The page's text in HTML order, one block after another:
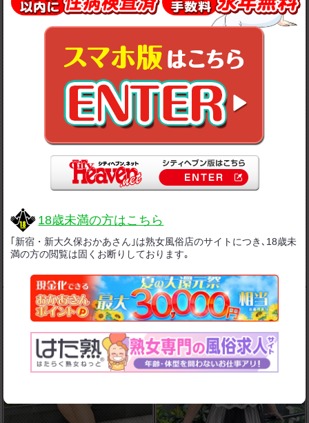
12:30～21:00受付
ご案内可能
せんり
T.162B.86(E)W.63H.91
14:00～20:00上がり
ことね
66歳 T.166B.83(C)W.60H.80
18歳未満の方はこちら
｢新宿・新大久保おかあさん｣は熟女風俗店のサイトにつき､18歳未
満の方の閲覧は固くお断りしております｡